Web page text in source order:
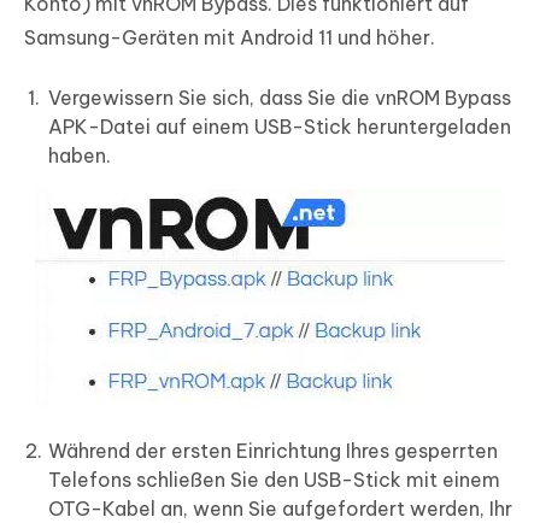
Samsung-Geräten mit Android 11 und höher.
Vergewissern Sie sich, dass Sie die vnROM Bypass
APK-Datei auf einem USB-Stick heruntergeladen
haben.
Während der ersten Einrichtung Ihres gesperrten
Telefons schließen Sie den USB-Stick mit einem
OTG-Kabel an, wenn Sie aufgefordert werden, Ihr